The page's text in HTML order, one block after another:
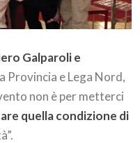
Galparoli e
Provincia e Lega Nord,
non è per metterci
quella condizione di